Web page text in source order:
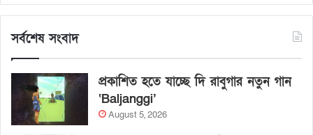
সর্বশেষ সংবাদ
প্রকাশিত হতে যাচ্ছে দি রাবুগার নতুন গান
‘Baljanggi’
August 5, 2026